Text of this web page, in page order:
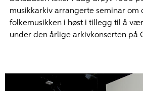
musikkarkiv arrangerte seminar om
folkemusikken i høst i tillegg til å
under den årlige arkivkonserten på